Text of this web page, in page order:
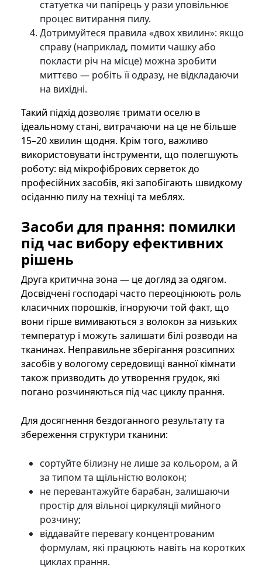
статуетка чи папірець у рази уповільнює
процес витирання пилу.
Дотримуйтеся правила «двох хвилин»: якщо
справу (наприклад, помити чашку або
покласти річ на місце) можна зробити
миттєво — робіть її одразу, не відкладаючи
на вихідні.
Такий підхід дозволяє тримати оселю в
ідеальному стані, витрачаючи на це не більше
15–20 хвилин щодня. Крім того, важливо
використовувати інструменти, що полегшують
роботу: від мікрофібрових серветок до
професійних засобів, які запобігають швидкому
осіданню пилу на техніці та меблях.
Засоби для прання: помилки
під час вибору ефективних
рішень
Друга критична зона — це догляд за одягом.
Досвідчені господарі часто переоцінюють роль
класичних порошків, ігноруючи той факт, що
вони гірше вимиваються з волокон за низьких
температур і можуть залишати білі розводи на
тканинах. Неправильне зберігання розсипних
засобів у вологому середовищі ванної кімнати
також призводить до утворення грудок, які
погано розчиняються під час циклу прання.
Для досягнення бездоганного результату та
збереження структури тканини:
сортуйте білизну не лише за кольором, а й
за типом та щільністю волокон;
не перевантажуйте барабан, залишаючи
простір для вільної циркуляції мийного
розчину;
віддавайте перевагу концентрованим
формулам, які працюють навіть на коротких
циклах прання.